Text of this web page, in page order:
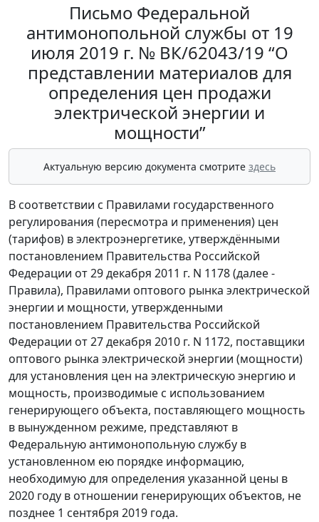
Письмо Федеральной
антимонопольной службы от 19
июля 2019 г. № ВК/62043/19 “О
представлении материалов для
определения цен продажи
электрической энергии и
мощности”
Актуальную версию документа смотрите здесь
В соответствии с Правилами государственного
регулирования (пересмотра и применения) цен
(тарифов) в электроэнергетике, утверждёнными
постановлением Правительства Российской
Федерации от 29 декабря 2011 г. N 1178 (далее -
Правила), Правилами оптового рынка электрической
энергии и мощности, утвержденными
постановлением Правительства Российской
Федерации от 27 декабря 2010 г. N 1172, поставщики
оптового рынка электрической энергии (мощности)
для установления цен на электрическую энергию и
мощность, производимые с использованием
генерирующего объекта, поставляющего мощность
в вынужденном режиме, представляют в
Федеральную антимонопольную службу в
установленном ею порядке информацию,
необходимую для определения указанной цены в
2020 году в отношении генерирующих объектов, не
позднее 1 сентября 2019 года.